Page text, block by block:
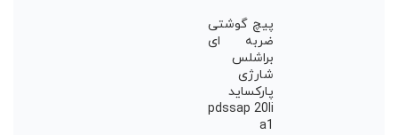
پیچ گوشتی
ضربه ای
براشلس
شارژی
پارکساید
pdssap 20li
a1